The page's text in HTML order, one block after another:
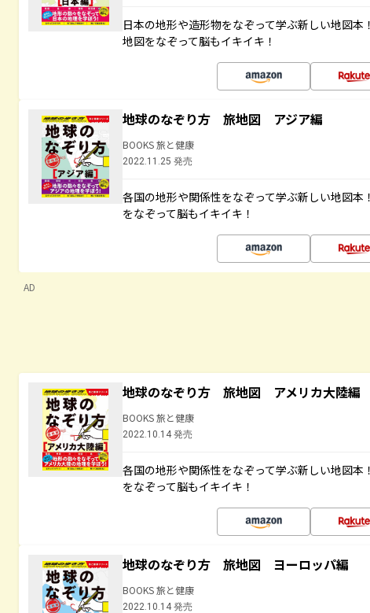
日本の地形や造形物をなぞって学ぶ新しい地図
地図をなぞって脳もイキイキ！
地球のなぞり方 旅地図 アジア編
BOOKS 旅と健康
2022.11.25 発売
各国の地形や関係性をなぞって学ぶ新しい地図
をなぞって脳もイキイキ！
AD
地球のなぞり方 旅地図 アメリカ大陸編
BOOKS 旅と健康
2022.10.14 発売
各国の地形や関係性をなぞって学ぶ新しい地図
をなぞって脳もイキイキ！
地球のなぞり方 旅地図 ヨーロッパ編
BOOKS 旅と健康
2022.10.14 発売